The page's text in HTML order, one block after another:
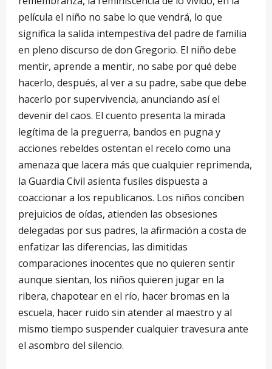
película el niño no sabe lo que vendrá, lo que
significa la salida intempestiva del padre de familia
en pleno discurso de don Gregorio. El niño debe
mentir, aprende a mentir, no sabe por qué debe
hacerlo, después, al ver a su padre, sabe que debe
hacerlo por supervivencia, anunciando así el
devenir del caos. El cuento presenta la mirada
legítima de la preguerra, bandos en pugna y
acciones rebeldes ostentan el recelo como una
amenaza que lacera más que cualquier reprimenda,
la Guardia Civil asienta fusiles dispuesta a
coaccionar a los republicanos. Los niños conciben
prejuicios de oídas, atienden las obsesiones
delegadas por sus padres, la afirmación a costa de
enfatizar las diferencias, las dimitidas
comparaciones inocentes que no quieren sentir
aunque sientan, los niños quieren jugar en la
ribera, chapotear en el río, hacer bromas en la
escuela, hacer ruido sin atender al maestro y al
mismo tiempo suspender cualquier travesura ante
el asombro del silencio.